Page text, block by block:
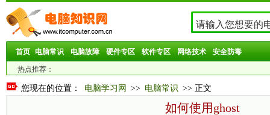
首页 电脑常识 电脑故障 硬件专区 软件专区 网络技术 安全防毒
热点推荐：
您现在的位置： 电脑学习网 >> 电脑常识 >> 正文
如何使用ghost